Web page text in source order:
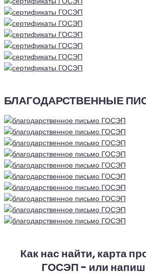
БЛАГОДАРСТВЕННЫЕ
Как нас найти, карта
ГОСЭП - или